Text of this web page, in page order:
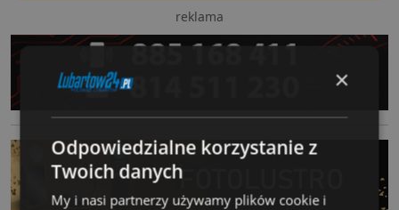
reklama
×
Odpowiedzialne korzystanie z
Twoich danych
My i nasi partnerzy używamy plików cookie i